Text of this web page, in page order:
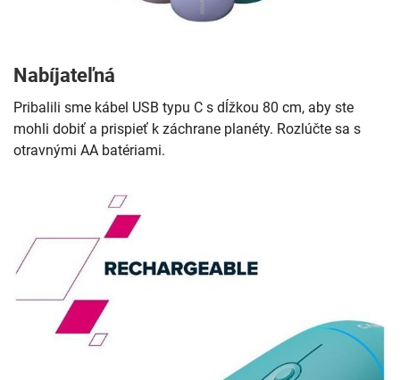
Nabíjateľná
Pribalili sme kábel USB typu C s dĺžkou 80 cm, aby ste
mohli dobiť a prispieť k záchrane planéty. Rozlúčte sa s
otravnými AA batériami.